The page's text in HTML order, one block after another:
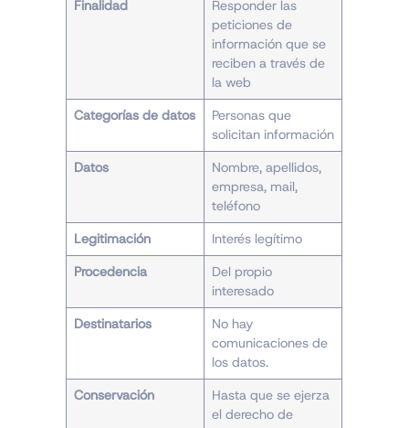
Finalidad
Responder las
peticiones de
información que se
reciben a través de
la web
Categorías de datos
Personas que
solicitan información
Datos
Nombre, apellidos,
empresa, mail,
teléfono
Legitimación
Interés legítimo
Procedencia
Del propio
interesado
Destinatarios
No hay
comunicaciones de
los datos.
Conservación
Hasta que se ejerza
el derecho de